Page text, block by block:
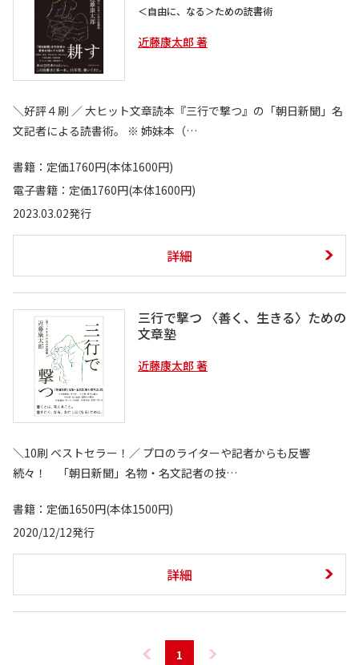
＜自由に、なる＞ための読書術
近藤康太郎 著
＼好評４刷 ／ 大ヒット文章読本『三行で撃つ』の「朝日新聞」名
文記者による読書術。 ※ 姉妹本（…
書籍：定価1760円(本体1600円)
電子書籍：定価1760円(本体1600円)
2023.03.02発行
詳細
三行で撃つ 〈善く、生きる〉ための
文章塾
近藤康太郎 著
＼10刷 ベストセラー！／ プロのライターや記者からも反響
続々！ 「朝日新聞」名物・名文記者の技…
書籍：定価1650円(本体1500円)
2020/12/12発行
詳細
1